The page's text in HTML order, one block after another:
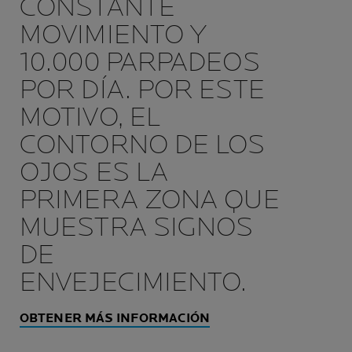
CONSTANTE
MOVIMIENTO Y
10.000 PARPADEOS
POR DÍA. POR ESTE
MOTIVO, EL
CONTORNO DE LOS
OJOS ES LA
PRIMERA ZONA QUE
MUESTRA SIGNOS
DE
ENVEJECIMIENTO.
OBTENER MÁS INFORMACIÓN